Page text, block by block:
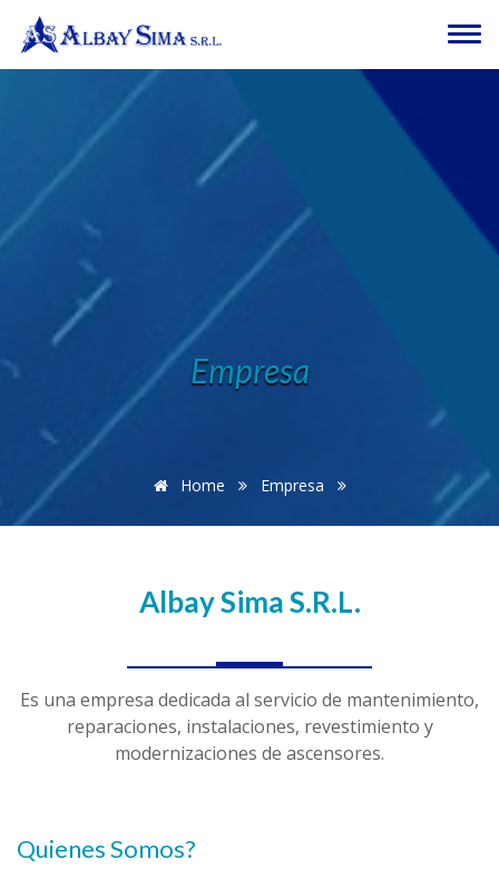
Empresa
Home Empresa
Albay Sima S.R.L.
Es una empresa dedicada al servicio de mantenimiento,
reparaciones, instalaciones, revestimiento y
modernizaciones de ascensores.
Quienes Somos?